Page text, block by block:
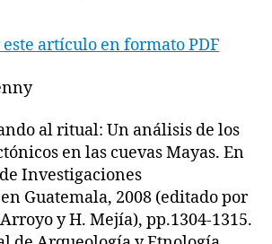
artículo en formato PDF
al ritual: Un análisis de los
en las cuevas Mayas. En
Investigaciones
Guatemala, 2008 (editado por
y H. Mejía), pp.1304-1315.